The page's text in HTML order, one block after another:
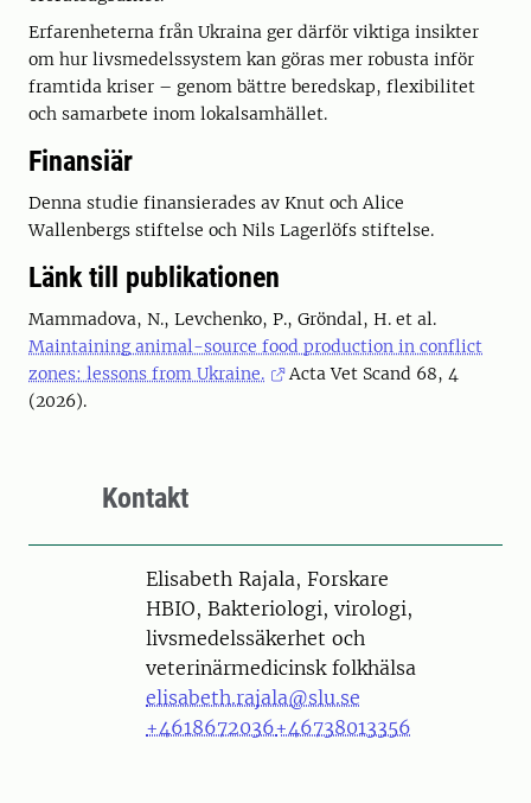
Erfarenheterna från Ukraina ger därför viktiga insikter
om hur livsmedelssystem kan göras mer robusta inför
framtida kriser – genom bättre beredskap, flexibilitet
och samarbete inom lokalsamhället.
Finansiär
Denna studie finansierades av Knut och Alice
Wallenbergs stiftelse och Nils Lagerlöfs stiftelse.
Länk till publikationen
Mammadova, N., Levchenko, P., Gröndal, H. et al.
Maintaining animal-source food production in conflict
zones: lessons from Ukraine.
Acta Vet Scand 68, 4
(2026).
Kontakt
PersonElisabeth Rajala, Forskare
HBIO, Bakteriologi, virologi,
livsmedelssäkerhet och
veterinärmedicinsk folkhälsa
elisabeth.rajala@slu.se
+4618672036+46738013356